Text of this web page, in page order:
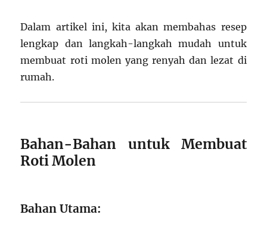
Dalam artikel ini, kita akan membahas resep
lengkap dan langkah-langkah mudah untuk
membuat roti molen yang renyah dan lezat di
rumah.
Bahan-Bahan untuk Membuat
Roti Molen
Bahan Utama: